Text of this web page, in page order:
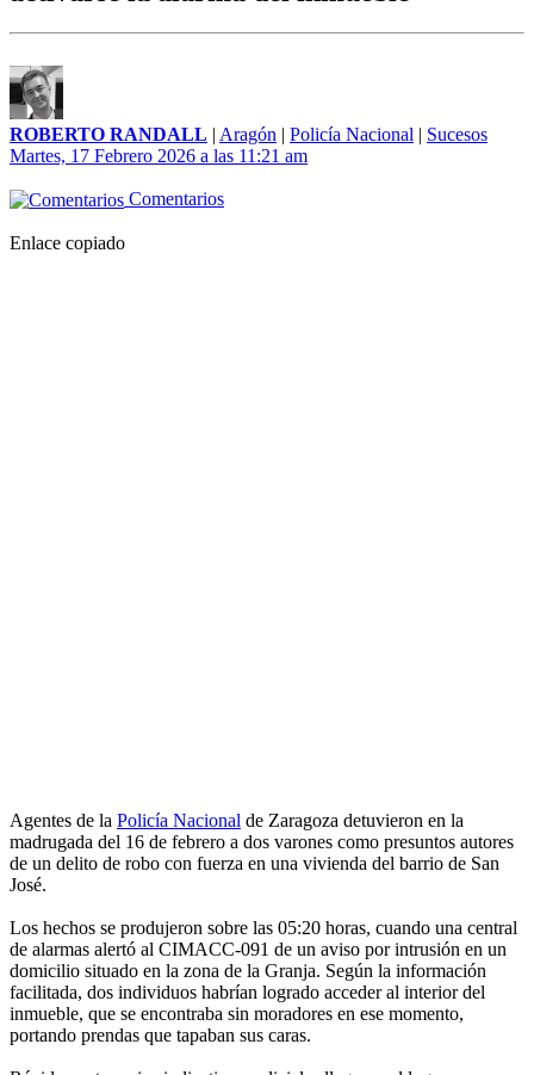
ROBERTO RANDALL | Aragón | Policía Nacional | Sucesos
Martes, 17 Febrero 2026 a las 11:21 am
Comentarios
Enlace copiado
Agentes de la Policía Nacional de Zaragoza detuvieron en la
madrugada del 16 de febrero a dos varones como presuntos autores
de un delito de robo con fuerza en una vivienda del barrio de San
José.
Los hechos se produjeron sobre las 05:20 horas, cuando una central
de alarmas alertó al CIMACC-091 de un aviso por intrusión en un
domicilio situado en la zona de la Granja. Según la información
facilitada, dos individuos habrían logrado acceder al interior del
inmueble, que se encontraba sin moradores en ese momento,
portando prendas que tapaban sus caras.